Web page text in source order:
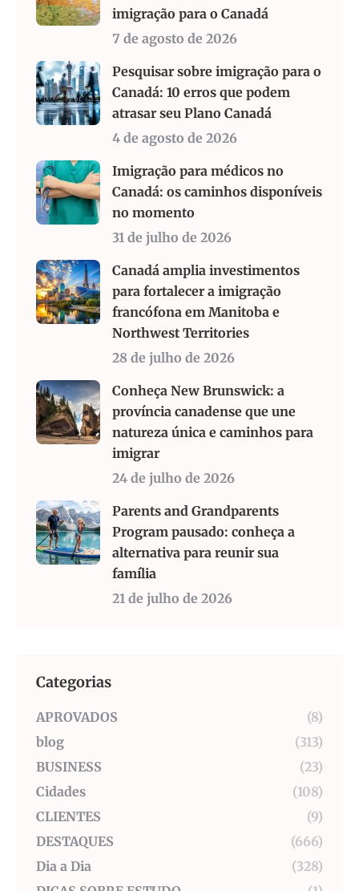
imigração para o Canadá
7 de agosto de 2026
Pesquisar sobre imigração para o
Canadá: 10 erros que podem
atrasar seu Plano Canadá
4 de agosto de 2026
Imigração para médicos no
Canadá: os caminhos disponíveis
no momento
31 de julho de 2026
Canadá amplia investimentos
para fortalecer a imigração
francófona em Manitoba e
Northwest Territories
28 de julho de 2026
Conheça New Brunswick: a
província canadense que une
natureza única e caminhos para
imigrar
24 de julho de 2026
Parents and Grandparents
Program pausado: conheça a
alternativa para reunir sua
família
21 de julho de 2026
Categorias
APROVADOS
(8)
blog
(313)
BUSINESS
(23)
Cidades
(108)
CLIENTES
(9)
DESTAQUES
(666)
Dia a Dia
(328)